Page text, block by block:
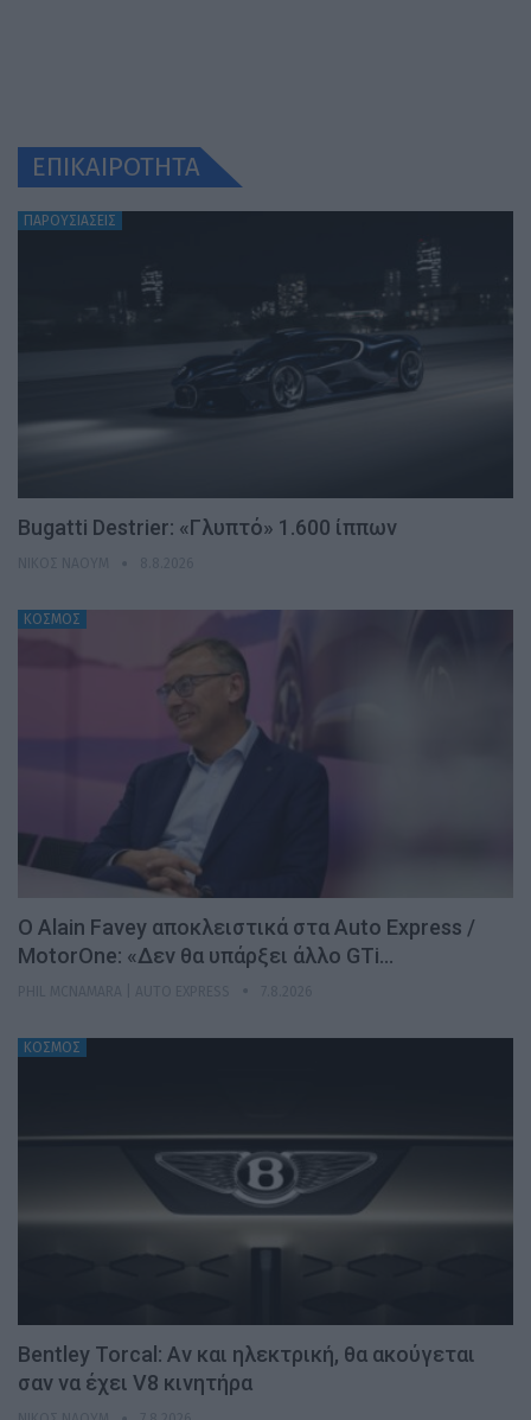
ΕΠΙΚΑΙΡΟΤΗΤΑ
ΠΑΡΟΥΣΙΑΣΕΙΣ
Bugatti Destrier: «Γλυπτό» 1.600 ίππων
ΚΟΣΜΟΣ
Ο Alain Favey αποκλειστικά στα Auto Express /
MotorOne: «Δεν θα υπάρξει άλλο GTi…
ΚΟΣΜΟΣ
Bentley Torcal: Αν και ηλεκτρική, θα ακούγεται
σαν να έχει V8 κινητήρα